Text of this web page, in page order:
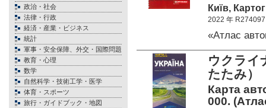
政治・社会
法律・行政
経済・産業・ビジネス
統計
軍事・安全保障、外交・国際問題
教育・心理
数学
自然科学・技術工学・医学
体育・スポーツ
旅行・ガイドブック・地図
Київ,
2022 年 R274097
«Атлас
ウクライ
たたみ）
Карта
000.